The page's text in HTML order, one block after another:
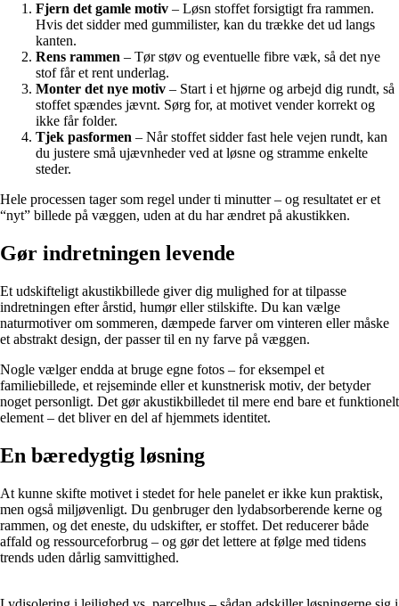
Fjern det gamle motiv – Løsn stoffet forsigtigt fra rammen.
Hvis det sidder med gummilister, kan du trække det ud langs
kanten.
Rens rammen – Tør støv og eventuelle fibre væk, så det nye
stof får et rent underlag.
Monter det nye motiv – Start i et hjørne og arbejd dig rundt, så
stoffet spændes jævnt. Sørg for, at motivet vender korrekt og
ikke får folder.
Tjek pasformen – Når stoffet sidder fast hele vejen rundt, kan
du justere små ujævnheder ved at løsne og stramme enkelte
steder.
Hele processen tager som regel under ti minutter – og resultatet er et
“nyt” billede på væggen, uden at du har ændret på akustikken.
Gør indretningen levende
Et udskifteligt akustikbillede giver dig mulighed for at tilpasse
indretningen efter årstid, humør eller stilskifte. Du kan vælge
naturmotiver om sommeren, dæmpede farver om vinteren eller måske
et abstrakt design, der passer til en ny farve på væggen.
Nogle vælger endda at bruge egne fotos – for eksempel et
familiebillede, et rejseminde eller et kunstnerisk motiv, der betyder
noget personligt. Det gør akustikbilledet til mere end bare et funktionelt
element – det bliver en del af hjemmets identitet.
En bæredygtig løsning
At kunne skifte motivet i stedet for hele panelet er ikke kun praktisk,
men også miljøvenligt. Du genbruger den lydabsorberende kerne og
rammen, og det eneste, du udskifter, er stoffet. Det reducerer både
affald og ressourceforbrug – og gør det lettere at følge med tidens
trends uden dårlig samvittighed.